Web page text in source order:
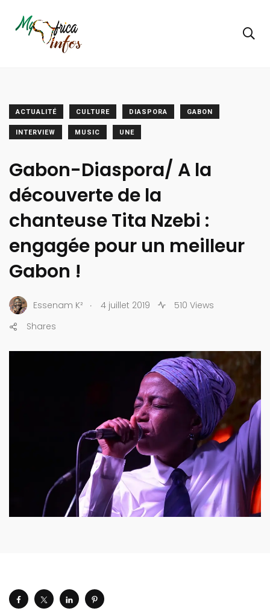
ACTUALITÉ CULTURE DIASPORA GABON
INTERVIEW MUSIC UNE
Gabon-Diaspora/ A la
découverte de la
chanteuse Tita Nzebi :
engagée pour un meilleur
Gabon !
Essenam K² . 4 juillet 2019
510 Views
Shares